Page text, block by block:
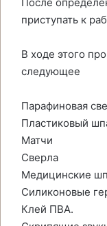
приступать к
В ходе этого
следующее
Парафиновая
Пластиковый
Матчи
Сверла
Медицинские
Силиконовые
Клей ПВА.